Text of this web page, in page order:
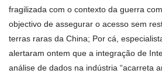
fragilizada com o contexto da guerra
objectivo de assegurar o acesso sem
terras raras da China; Por cá,
alertaram ontem que a integração de
análise de dados na indústria “acarreta